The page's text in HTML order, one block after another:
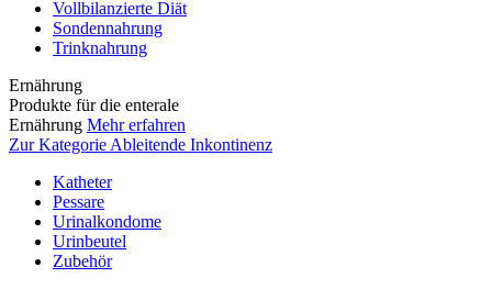
Vollbilanzierte Diät
Sondennahrung
Trinknahrung
Ernährung
Produkte für die enterale
Ernährung Mehr erfahren
Zur Kategorie Ableitende Inkontinenz
Katheter
Pessare
Urinalkondome
Urinbeutel
Zubehör